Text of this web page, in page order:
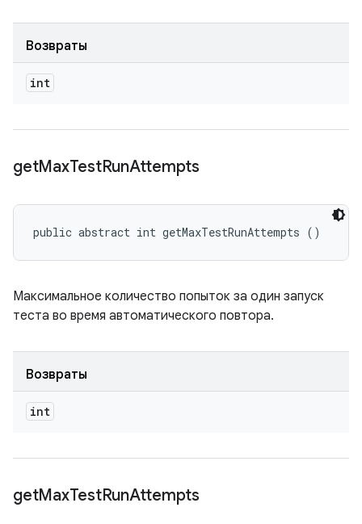
Возвраты
int
getMaxTestRunAttempts
public abstract int getMaxTestRunAttempts ()
Максимальное количество попыток за один запуск
теста во время автоматического повтора.
Возвраты
int
getMaxTestRunAttempts